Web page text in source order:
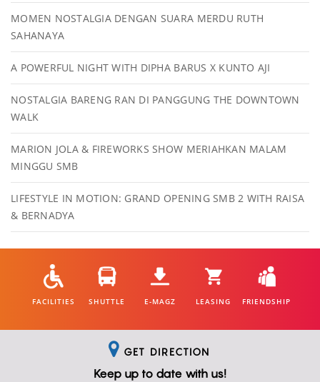
MOMEN NOSTALGIA DENGAN SUARA MERDU RUTH
SAHANAYA
A POWERFUL NIGHT WITH DIPHA BARUS X KUNTO AJI
NOSTALGIA BARENG RAN DI PANGGUNG THE DOWNTOWN
WALK
MARION JOLA & FIREWORKS SHOW MERIAHKAN MALAM
MINGGU SMB
LIFESTYLE IN MOTION: GRAND OPENING SMB 2 WITH RAISA
& BERNADYA
FACILITIES SHUTTLE E-MAGZ LEASING FRIENDSHIP
GET DIRECTION
Keep up to date with us!